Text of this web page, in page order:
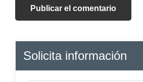
Barra
lateral
Solicita información